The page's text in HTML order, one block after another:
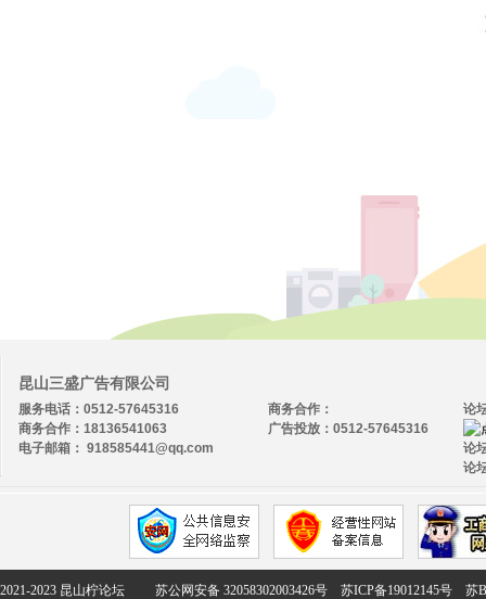
昆山三盛广告有限公司
服务电话：0512-57645316
商务合作：18136541063
电子邮箱： 918585441@qq.com
论
论
论
商务合作：
广告投放：0512-57645316
2021-2023 昆山柠论坛 苏公网安备 32058302003426号 苏ICP备19012145号 苏